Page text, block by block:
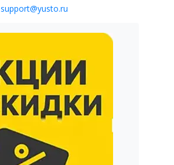
support@yusto.ru